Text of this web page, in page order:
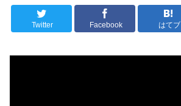
Twitter Facebook はてブ